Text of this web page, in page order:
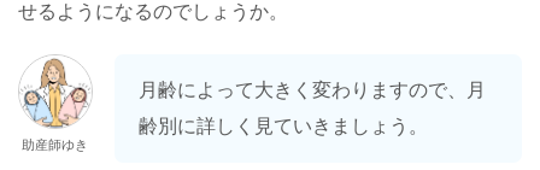
せるようになるのでしょうか。
助産師ゆき
月齢によって大きく変わりますので、月
齢別に詳しく見ていきましょう。